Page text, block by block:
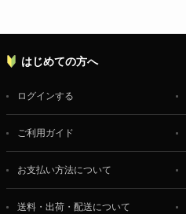
はじめての方へ
ログインする
ご利用ガイド
お支払い方法について
送料・出荷・配送について